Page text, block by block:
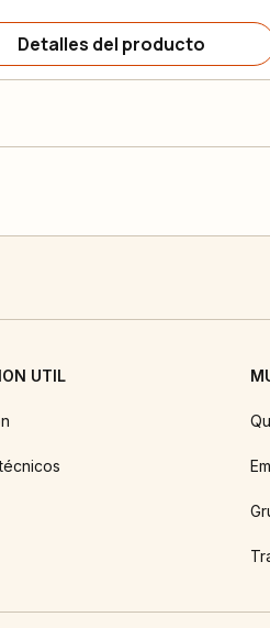
Detalles del producto
UTIL